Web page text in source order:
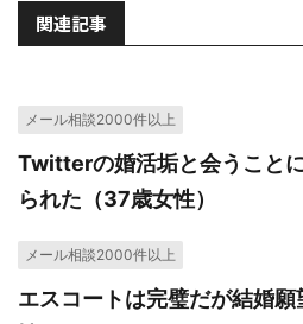
関連記事
メール相談2000件以上
Twitterの婚活垢と会うこと
られた（37歳女性）
メール相談2000件以上
エスコートは完璧だが結婚